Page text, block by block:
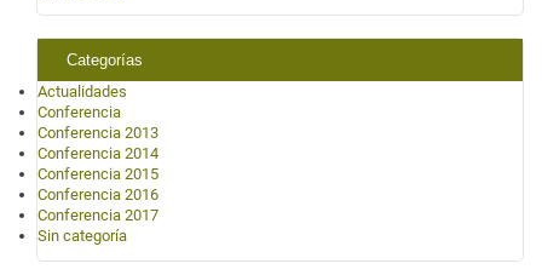
Categorías
Actualidades
Conferencia
Conferencia 2013
Conferencia 2014
Conferencia 2015
Conferencia 2016
Conferencia 2017
Sin categoría